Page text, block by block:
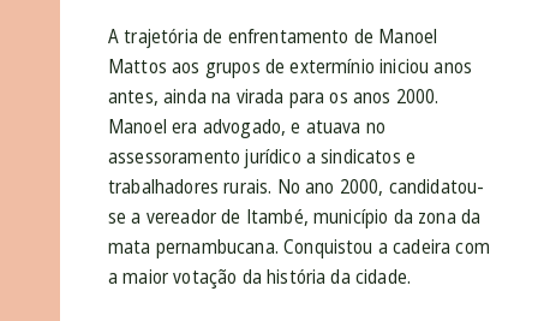
A trajetória de enfrentamento de Manoel
Mattos aos grupos de extermínio iniciou anos
antes, ainda na virada para os anos 2000.
Manoel era advogado, e atuava no
assessoramento jurídico a sindicatos e
trabalhadores rurais. No ano 2000, candidatou-
se a vereador de Itambé, município da zona da
mata pernambucana. Conquistou a cadeira com
a maior votação da história da cidade.